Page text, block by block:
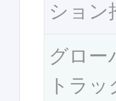
ション
グロー
トラ